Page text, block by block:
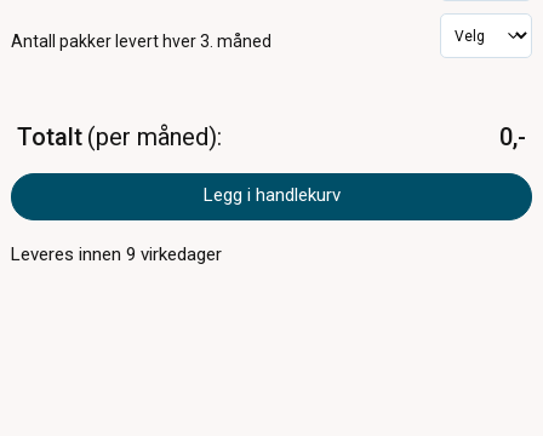
Antall pakker levert hver 3. måned
Totalt per måned 0,-
Legg i handlekurv
Leveres innen9 virkedager